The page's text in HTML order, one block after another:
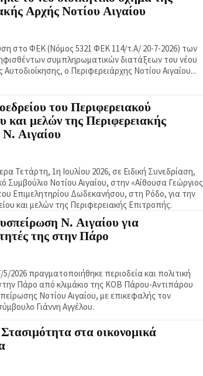
Αρχής Νοτίου Αιγαίου
στο ΦΕΚ (Νόμος 5321 ΦΕΚ 114/τ.Α/ 20-7-2026) των
συμπληρωματικών διατάξεων του νέου
ο Περιφερειάρχης Νοτίου Αιγαίου...
του Περιφερειακού
και μελών της Περιφερειακής
Αιγαίου
Τετάρτη, 1η Ιουλίου 2026, σε Ειδική Συνεδρίαση,
Συμβούλιο Νοτίου Αιγαίου, στην «Αίθουσα Γεώργιος
Επιμελητηρίου Δωδεκανήσου, στη Ρόδο, για την
και μελών της Περιφερειακής Επιτροπής.
Ν. Αιγαίου για
της στην Πάρο
2026 πραγματοποιήθηκε περιοδεία και πολιτική
Πάρο από κλιμάκιο της ΚΟΒ Πάρου-Αντιπάρου
Νοτίου Αιγαίου, με επικεφαλής τον
Γιάννη Αγγέλου.
στα οικονομικά